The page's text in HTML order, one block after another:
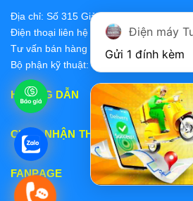
Địa chỉ: Số 315 Giảng Võ, Ba Đình, Hà
Điện thoại liên hệ các bộ phận:
Tư vấn bán hàng 2: 0868228637
Bộ phận kỹ thuật: 0978 319 375
HƯỚNG DẪN
CHẤP NHẬN THANH TOÁN
FANPAGE
Điện máy
Gửi 1 đính kèm